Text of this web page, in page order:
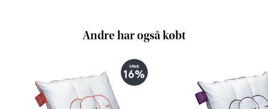
Andre har også købt
SPAR
16%